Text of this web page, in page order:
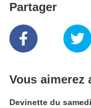
Partager
Vous aimerez
Devinette du